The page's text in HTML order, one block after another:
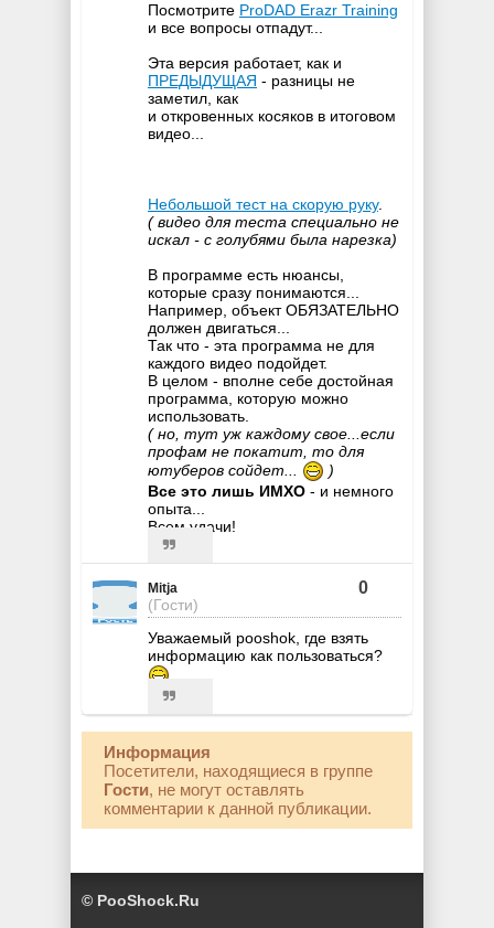
Посмотрите ProDAD Erazr Training
и все вопросы отпадут...
Эта версия работает, как и
ПРЕДЫДУЩАЯ - разницы не
заметил, как
и откровенных косяков в итоговом
видео...
Небольшой тест на скорую руку.
( видео для теста специально не
искал - с голубями была нарезка)
В программе есть нюансы,
которые сразу понимаются...
Например, объект ОБЯЗАТЕЛЬНО
должен двигаться...
Так что - эта программа не для
каждого видео подойдет.
В целом - вполне себе достойная
программа, которую можно
использовать.
( но, тут уж каждому свое...если
профам не покатит, то для
ютуберов сойдет...
)
Все это лишь ИМХО - и немного
опыта...
Всем удачи!
Mitja
(Гости)
0
Уважаемый pooshok, где взять
информацию как пользоваться?
Информация
Посетители, находящиеся в группе
Гости, не могут оставлять
комментарии к данной публикации.
© PooShock.Ru